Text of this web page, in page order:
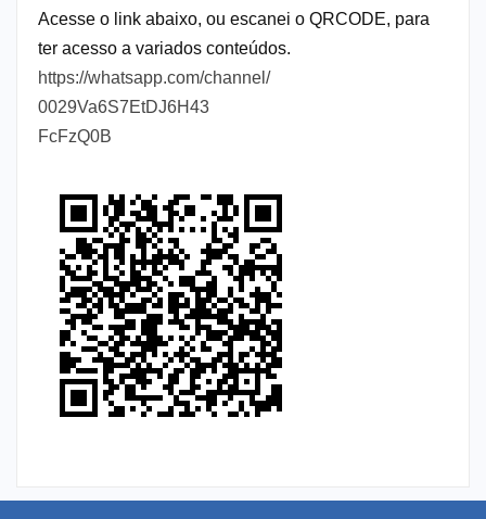
Acesse o link abaixo, ou escanei o QRCODE, para
ter acesso a variados conteúdos.
https://whatsapp.com/channel/
0029Va6S7EtDJ6H43
FcFzQ0B